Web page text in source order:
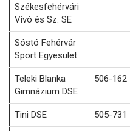
Székesfehérvári
Vívó és Sz. SE
Sóstó Fehérvár
Sport Egyesület
Teleki Blanka
Gimnázium DSE
506-162
Tini DSE 505-731